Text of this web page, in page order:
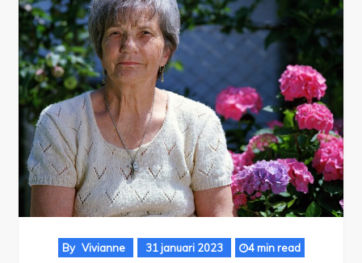
By Vivianne 31 januari 2023 4 min read